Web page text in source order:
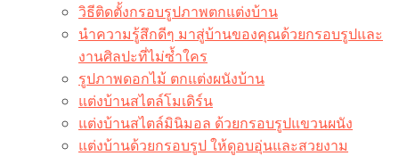
วิธีติดตั้งกรอบรูปภาพตกแต่งบ้าน
นำความรู้สึกดีๆ มาสู่บ้านของคุณด้วยกรอบรูปและ
งานศิลปะที่ไม่ซ้ำใคร
รูปภาพดอกไม้ ตกแต่งผนังบ้าน
แต่งบ้านสไตล์โมเดิร์น
แต่งบ้านสไตล์มินิมอล ด้วยกรอบรูปแขวนผนัง
แต่งบ้านด้วยกรอบรูป ให้ดูอบอุ่นและสวยงาม